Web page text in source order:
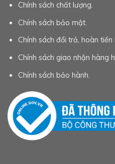
Chính sách chất lượng.
Chính sách bảo mật.
Chính sách đổi trả, hoàn tiền
Chính sách giao nhận hàng
Chính sách bảo hành.